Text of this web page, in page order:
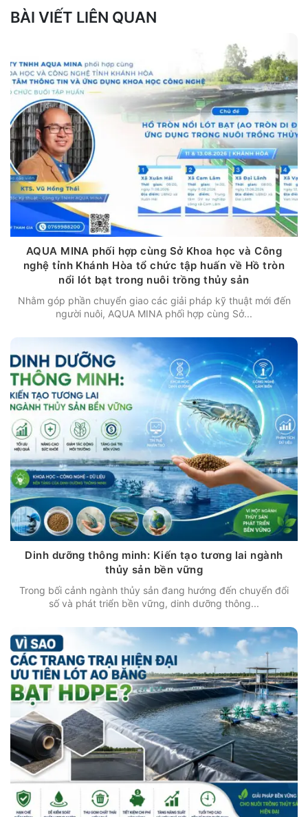
BÀI VIẾT LIÊN QUAN
AQUA MINA phối hợp cùng Sở Khoa học và Công
nghệ tỉnh Khánh Hòa tổ chức tập huấn về Hồ tròn
nổi lót bạt trong nuôi trồng thủy sản
Nhằm góp phần chuyển giao các giải pháp kỹ thuật mới đến
người nuôi, AQUA MINA phối hợp cùng Sở...
Dinh dưỡng thông minh: Kiến tạo tương lai ngành
thủy sản bền vững
Trong bối cảnh ngành thủy sản đang hướng đến chuyển đổi
số và phát triển bền vững, dinh dưỡng thông...